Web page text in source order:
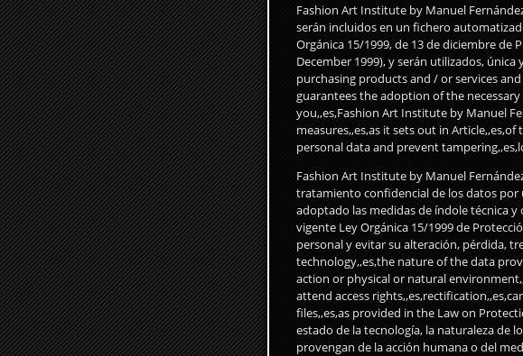
Fashion Art Institute by Manuel
serán incluidos en un fichero
Orgánica 15/1999, de 13 de diciembre de
December 1999), y serán utilizados,
purchasing products and / or services
guarantees the adoption of the
you,,es,Fashion Art Institute by Manuel
measures,,es,as it sets out in
personal data and prevent
Fashion Art Institute by Manuel
tratamiento confidencial de los datos
adoptado las medidas de índole técnica y
vigente Ley Orgánica 15/1999 de
personal y evitar su alteración, pérdida,
technology,,es,the nature of the data
action or physical or natural
attend access
files,,es,as provided in the Law on
estado de la tecnología, la naturaleza de
provengan de la acción humana o del